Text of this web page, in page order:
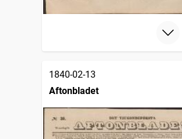
1840-02-13
Aftonbladet